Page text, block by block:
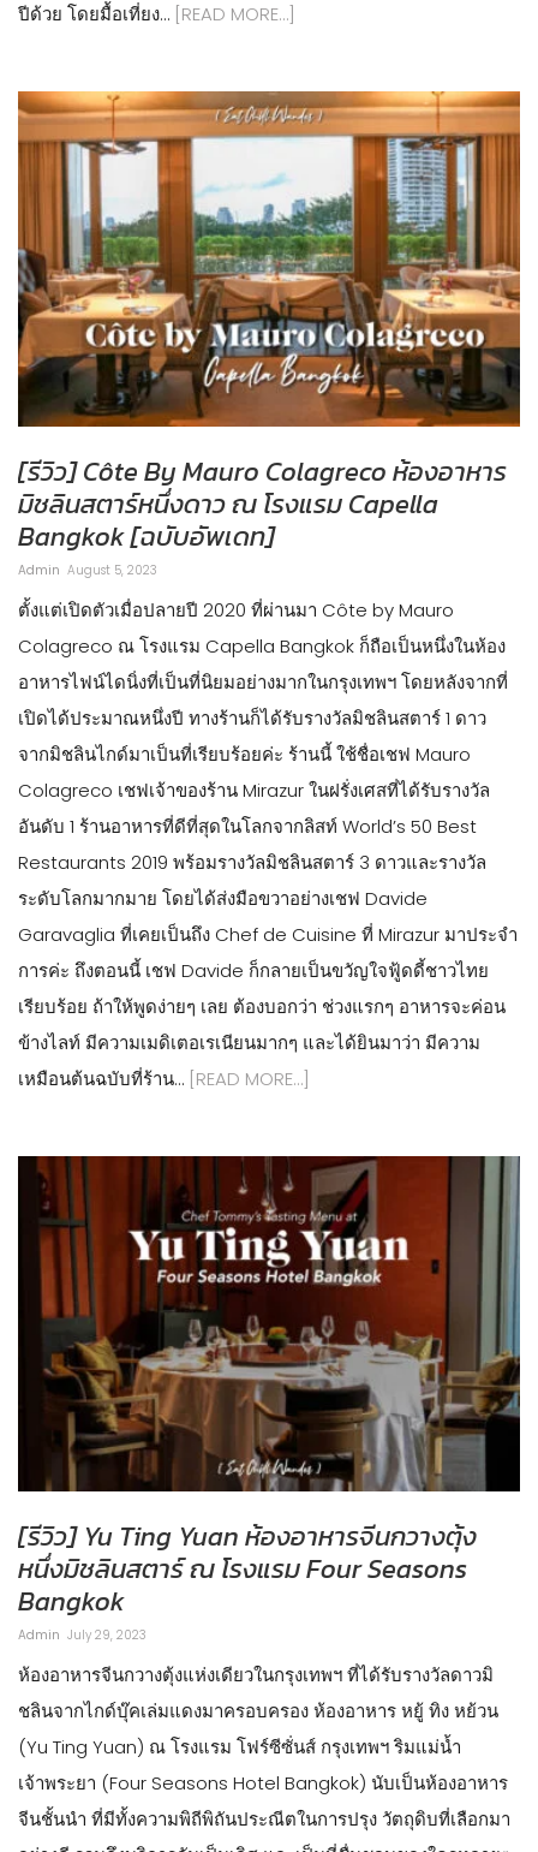
ปีด้วย โดยมื้อเที่ยง… [READ MORE…]
[รีวิว] Côte By Mauro Colagreco ห้องอาหาร
มิชลินสตาร์หนึ่งดาว ณ โรงแรม Capella
Bangkok [ฉบับอัพเดท]
Admin August 5, 2023
ตั้งแต่เปิดตัวเมื่อปลายปี 2020 ที่ผ่านมา Côte by Mauro
Colagreco ณ โรงแรม Capella Bangkok ก็ถือเป็นหนึ่งในห้อง
อาหารไฟน์ไดนิ่งที่เป็นที่นิยมอย่างมากในกรุงเทพฯ โดยหลังจากที่
เปิดได้ประมาณหนึ่งปี ทางร้านก็ได้รับรางวัลมิชลินสตาร์ 1 ดาว
จากมิชลินไกด์มาเป็นที่เรียบร้อยค่ะ ร้านนี้ ใช้ชื่อเชฟ Mauro
Colagreco เชฟเจ้าของร้าน Mirazur ในฝรั่งเศสที่ได้รับรางวัล
อันดับ 1 ร้านอาหารที่ดีที่สุดในโลกจากลิสท์ World’s 50 Best
Restaurants 2019 พร้อมรางวัลมิชลินสตาร์ 3 ดาวและรางวัล
ระดับโลกมากมาย โดยได้ส่งมือขวาอย่างเชฟ Davide
Garavaglia ที่เคยเป็นถึง Chef de Cuisine ที่ Mirazur มาประจำ
การค่ะ ถึงตอนนี้ เชฟ Davide ก็กลายเป็นขวัญใจฟู้ดดี้ชาวไทย
เรียบร้อย ถ้าให้พูดง่ายๆ เลย ต้องบอกว่า ช่วงแรกๆ อาหารจะค่อน
ข้างไลท์ มีความเมดิเตอเรเนียนมากๆ และได้ยินมาว่า มีความ
เหมือนต้นฉบับที่ร้าน… [READ MORE…]
[รีวิว] Yu Ting Yuan ห้องอาหารจีนกวางตุ้ง
หนึ่งมิชลินสตาร์ ณ โรงแรม Four Seasons
Bangkok
Admin July 29, 2023
ห้องอาหารจีนกวางตุ้งแห่งเดียวในกรุงเทพฯ ที่ได้รับรางวัลดาวมิ
ชลินจากไกด์บุ๊คเล่มแดงมาครอบครอง ห้องอาหาร หยู้ ทิง หย้วน
(Yu Ting Yuan) ณ โรงแรม โฟร์ซีซั่นส์ กรุงเทพฯ ริมแม่น้ำ
เจ้าพระยา (Four Seasons Hotel Bangkok) นับเป็นห้องอาหาร
จีนชั้นนำ ที่มีทั้งความพิถีพิถันประณีตในการปรุง วัตถุดิบที่เลือกมา